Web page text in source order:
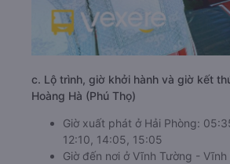
c. Lộ trình, giờ khởi hành và giờ kết
Hoàng Hà (Phú Thọ)
Giờ xuất phát ở Hải Phòng:
12:10, 14:05, 15:05
Giờ đến nơi ở Vĩnh Tường - Vĩnh